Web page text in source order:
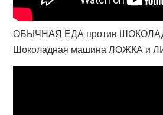
ОБЫЧНАЯ ЕДА против
Шоколадная машина ЛОЖКА и